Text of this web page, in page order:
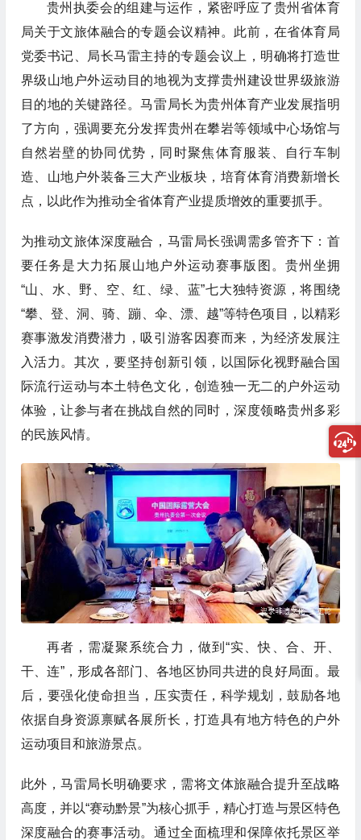
贵州执委会的组建与运作，紧密呼应了贵州省体育
局关于文旅体融合的专题会议精神。此前，在省体育局
党委书记、局长马雷主持的专题会议上，明确将打造世
界级山地户外运动目的地视为支撑贵州建设世界级旅游
目的地的关键路径。马雷局长为贵州体育产业发展指明
了方向，强调要充分发挥贵州在攀岩等领域中心场馆与
自然岩壁的协同优势，同时聚焦体育服装、自行车制
造、山地户外装备三大产业板块，培育体育消费新增长
点，以此作为推动全省体育产业提质增效的重要抓手。
为推动文旅体深度融合，马雷局长强调需多管齐下：首
要任务是大力拓展山地户外运动赛事版图。贵州坐拥
“山、水、野、空、红、绿、蓝”七大独特资源，将围绕
“攀、登、洞、骑、蹦、伞、漂、越”等特色项目，以精彩
赛事激发消费潜力，吸引游客因赛而来，为经济发展注
入活力。其次，要坚持创新引领，以国际化视野融合国
际流行运动与本土特色文化，创造独一无二的户外运动
体验，让参与者在挑战自然的同时，深度领略贵州多彩
的民族风情。
再者，需凝聚系统合力，做到“实、快、合、开、
干、连”，形成各部门、各地区协同共进的良好局面。最
后，要强化使命担当，压实责任，科学规划，鼓励各地
依据自身资源禀赋各展所长，打造具有地方特色的户外
运动项目和旅游景点。
此外，马雷局长明确要求，需将文体旅融合提升至战略
高度，并以“赛动黔景”为核心抓手，精心打造与景区特色
深度融合的赛事活动。通过全面梳理和保障依托景区举